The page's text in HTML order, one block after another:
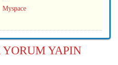
YAPIN